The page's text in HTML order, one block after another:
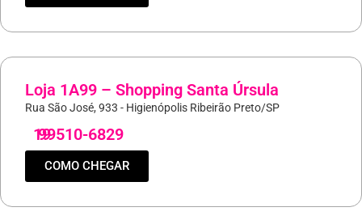
Loja 1A99 – Shopping Santa Úrsula
Rua São José, 933 - Higienópolis Ribeirão Preto/SP
19
99510-6829
COMO CHEGAR